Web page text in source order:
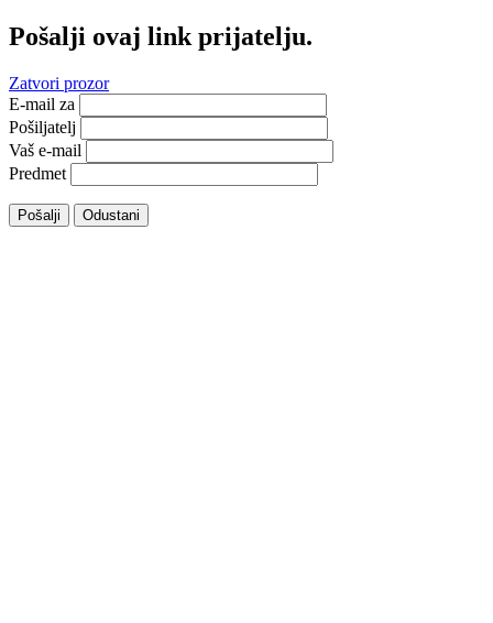
Pošalji ovaj link prijatelju.
Zatvori prozor
E-mail za
Pošiljatelj
Vaš e-mail
Predmet
Pošalji Odustani